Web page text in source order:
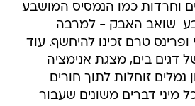
וחרדות כמו הנמסיס המושבע
 שואב האבק - למרבה
ופרינס טרם זכינו להיחשף. עוד
דגים בים, מצגת אנימציה
זוחלות לתוך חורים
מיני דברים משונים שעבור